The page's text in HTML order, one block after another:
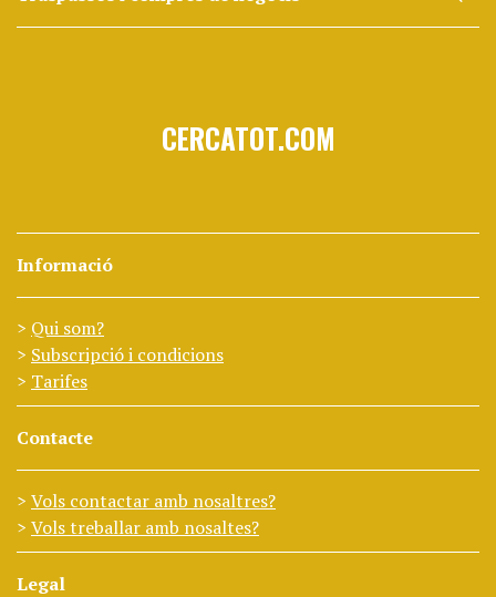
CERCATOT.COM
Informació
Qui som?
Subscripció i condicions
Tarifes
Contacte
Vols contactar amb nosaltres?
Vols treballar amb nosaltes?
Legal